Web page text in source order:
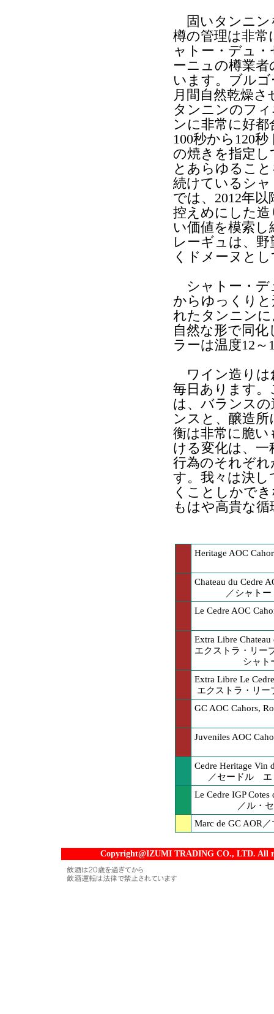
固いタンニン
樽の管理は非
ャトー・デュ
ーニュの樽業
います。ブルゴ
月間自然乾燥
タンニンのフ
ンに非常に好
100秒から120
の焼きを指定
とあらゆるこ
続けているシ
では、2012年
控えめにした
い価値を模索
レーギュは、
くドメーヌと
シャトー・デ
からゆっくり
れたタンニン
自然な形で同
ラーは温度12
ワイン造りは
毎日あります
は、バランス
ンスと、醸造
衡は非常に脆
ける変化は、
行為のそれぞ
す。我々は決
くことしかで
もはや高貴な
Heritage AOC
Chateau du Cedre
／シャト
Le Cedre AOC
Extra Libre
エクストラ・リー
シャト
Extra Libre Le
エクストラ・リ
GC AOC Cahors,
Juveniles AOC
Cedre Heritage
／セードル エ
Le Cedre IGP
／ル・
Marc de GC AOR
Copyright@IZUMI TRADING CO., LTD. All